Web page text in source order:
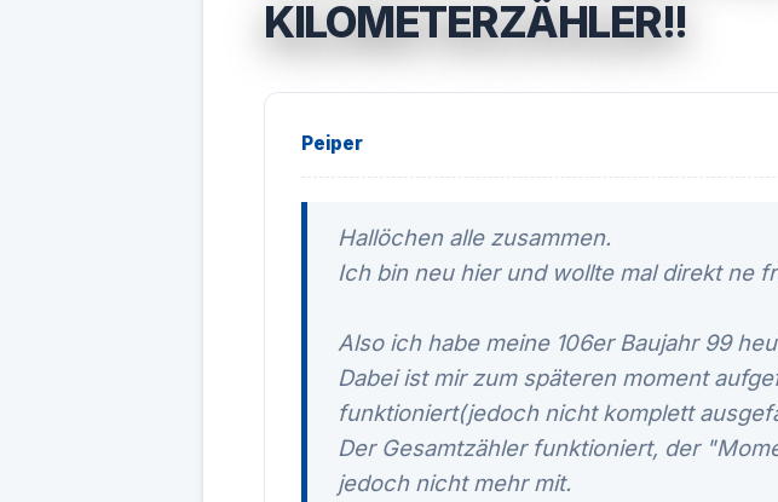
KILOMETERZÄHLER!!
Peiper
Hallöchen alle zusammen.
Ich bin neu hier und wollte mal direkt ne
Also ich habe meine 106er Baujahr 99
Dabei ist mir zum späteren moment
funktioniert(jedoch nicht komplett
Der Gesamtzähler funktioniert, der
jedoch nicht mehr mit.